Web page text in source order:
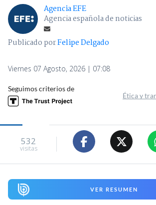
Agencia EFE
Agencia española de noticias
Publicado porFelipe Delgado
Viernes 07 Agosto, 2026 | 07:08
Seguimos criterios de
Ética y
532
visitas
VER RESUMEN